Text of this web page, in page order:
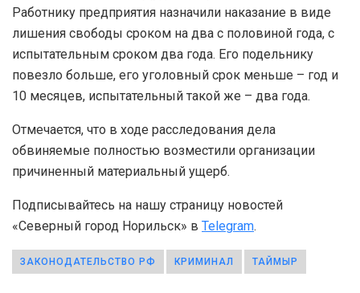
Работнику предприятия назначили наказание в виде
лишения свободы сроком на два с половиной года, с
испытательным сроком два года. Его подельнику
повезло больше, его уголовный срок меньше – год и
10 месяцев, испытательный такой же – два года.
Отмечается, что в ходе расследования дела
обвиняемые полностью возместили организации
причиненный материальный ущерб.
Подписывайтесь на нашу страницу новостей
«Северный город Норильск» в Telegram.
ЗАКОНОДАТЕЛЬСТВО РФ КРИМИНАЛ ТАЙМЫР